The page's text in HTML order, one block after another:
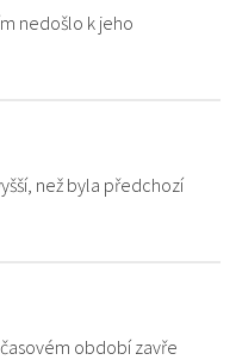
nedošlo k jeho
než byla předchozí
období zavře